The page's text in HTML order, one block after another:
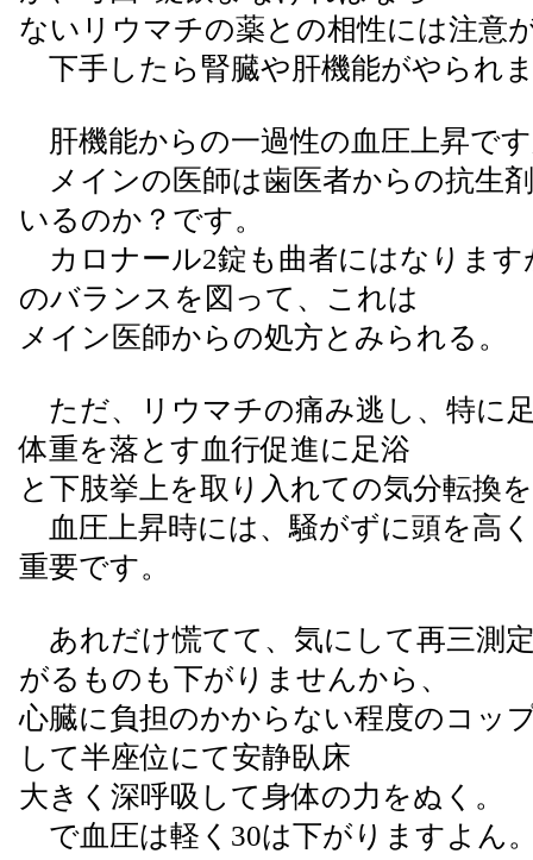
ないリウマチの薬との相性には注意
下手したら腎臓や肝機能がやられ
肝機能からの一過性の血圧上昇で
メインの医師は歯医者からの抗生
いるのか？です。
カロナール2錠も曲者にはなります
のバランスを図って、これは
メイン医師からの処方とみられる。
ただ、リウマチの痛み逃し、特に
体重を落とす血行促進に足浴
と下肢挙上を取り入れての気分転換
血圧上昇時には、騒がずに頭を高
重要です。
あれだけ慌てて、気にして再三測
がるものも下がりませんから、
心臓に負担のかからない程度のコッ
して半座位にて安静臥床
大きく深呼吸して身体の力をぬく。
で血圧は軽く30は下がりますよん